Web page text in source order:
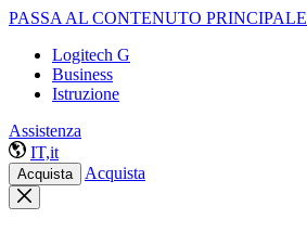
PASSA AL CONTENUTO PRINCIPALE
Logitech G
Business
Istruzione
Assistenza
IT,it
Acquista Acquista